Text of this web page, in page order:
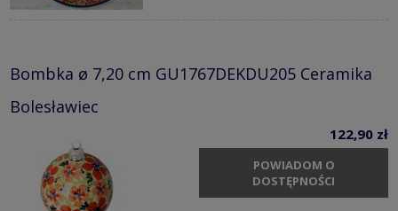
Bombka ø 7,20 cm GU1767DEKDU205 Ceramika
Bolesławiec
122,90 zł
POWIADOM O
DOSTĘPNOŚCI